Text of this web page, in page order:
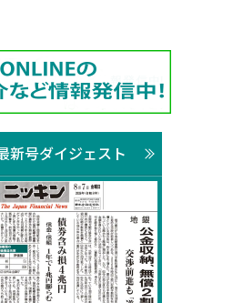
新号ダイジェスト